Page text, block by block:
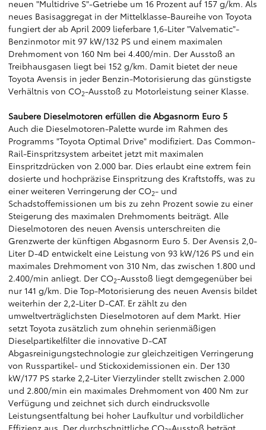
neuen "Multidrive S"-Getriebe um 16 Prozent auf 157 g/km. Als
neues Basisaggregat in der Mittelklasse-Baureihe von Toyota
fungiert der ab April 2009 lieferbare 1,6-Liter "Valvematic"-
Benzinmotor mit 97 kW/132 PS und einem maximalen
Drehmoment von 160 Nm bei 4.400/min. Der Ausstoß an
Treibhausgasen liegt bei 152 g/km. Damit bietet der neue
Toyota Avensis in jeder Benzin-Motorisierung das günstigste
Verhältnis von CO2-Ausstoß zu Motorleistung seiner Klasse.
Saubere Dieselmotoren erfüllen die Abgasnorm Euro 5
Auch die Dieselmotoren-Palette wurde im Rahmen des
Programms "Toyota Optimal Drive" modifiziert. Das Common-
Rail-Einspritzsystem arbeitet jetzt mit maximalen
Einspritzdrücken von 2.000 bar. Dies erlaubt eine extrem fein
dosierte und hochpräzise Einspritzung des Kraftstoffs, was zu
einer weiteren Verringerung der CO2- und
Schadstoffemissionen um bis zu zehn Prozent sowie zu einer
Steigerung des maximalen Drehmoments beiträgt. Alle
Dieselmotoren des neuen Avensis unterschreiten die
Grenzwerte der künftigen Abgasnorm Euro 5. Der Avensis 2,0-
Liter D-4D entwickelt eine Leistung von 93 kW/126 PS und ein
maximales Drehmoment von 310 Nm, das zwischen 1.800 und
2.400/min anliegt. Der CO2-Ausstoß liegt demgegenüber bei
nur 141 g/km. Die Top-Motorisierung des neuen Avensis bildet
weiterhin der 2,2-Liter D-CAT. Er zählt zu den
umweltverträglichsten Dieselmotoren auf dem Markt. Hier
setzt Toyota zusätzlich zum ohnehin serienmäßigen
Dieselpartikelfilter die innovative D-CAT
Abgasreinigungstechnologie zur gleichzeitigen Verringerung
von Russpartikel- und Stickoxidemissionen ein. Der 130
kW/177 PS starke 2,2-Liter Vierzylinder stellt zwischen 2.000
und 2.800/min ein maximales Drehmoment von 400 Nm zur
Verfügung und zeichnet sich durch eindrucksvolle
Leistungsentfaltung bei hoher Laufkultur und vorbildlicher
Effizienz aus. Der durchschnittliche CO -Ausstoß beträgt